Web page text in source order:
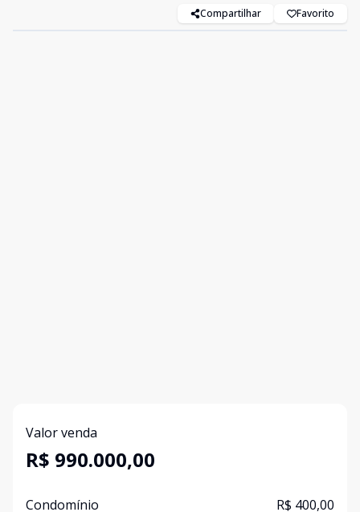
Compartilhar Favorito
Valor venda
R$ 990.000,00
Condomínio R$ 400,00